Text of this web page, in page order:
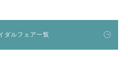
ダルフェア一覧